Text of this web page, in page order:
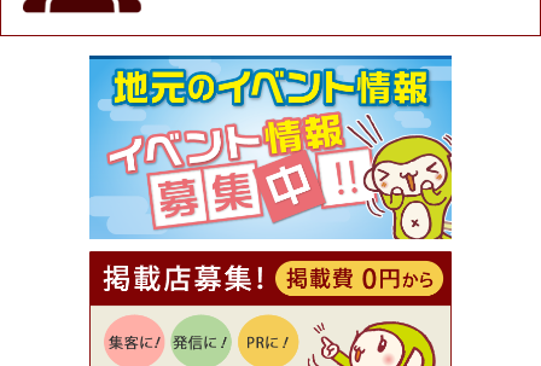
★ジモア限定特典★ お会計より全品5％OFF（ナチ
ュラル＆ハンドメイドショップ［マキマキ］）
[有効期限]2026年9月30日まで
【ジモア限定①】初回割引 特価 VIO脱毛11,000円
⇒8,800円（メンズ専門ワックス脱毛サロン Mickle
（ミックル））
[有効期限]2026年9月30日
【ジモア読者特典2】コース 3,500円→3,000円（料
理5品+2時間飲み放題）（創作イタリアン Pia Cu
ore（ピアクオーレ））
[有効期限]2026年9月30日
【ジモア読者特典1】料理全品20％OFF ※18時以
降（創作イタリアン Pia Cuore（ピアクオーレ））
[有効期限]2026年9月30日